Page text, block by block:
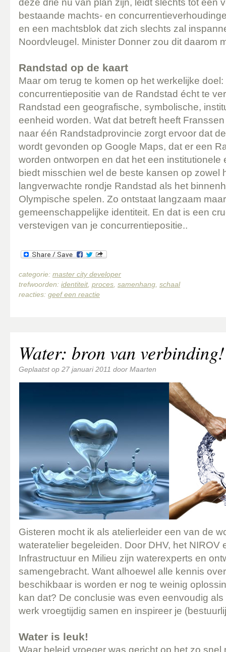
deze drie nu van plan zijn, leidt slechts tot een
bestaande machts- en
en een machtsblok dat zich slechts zal
Noordvleugel. Minister Donner zou dit daarom
Randstad op de kaart
Maar om terug te komen op het werkelijke doel:
concurrentiepositie van de Randstad écht te
Randstad een geografische, symbolische,
eenheid worden. Wat dat betreft heeft
naar één Randstadprovincie zorgt ervoor dat
wordt gevonden op Google Maps, dat er een
worden ontworpen en dat het een institutionele
biedt misschien wel de beste kansen op zowel
langverwachte rondje Randstad als het
Olympische spelen. Zo ontstaat langzaam
gemeenschappelijke identiteit. En dat is een
verstevigen van je concurrentiepositie..
categorie: master city developer
trefwoorden: identiteit, proces samenhang schaal
reacties: geef een reactie
Water: bron van verbinding!
Geplaatst op 27 januari 2011 door Maarten
Gisteren mocht ik als atelierleider een van de
wateratelier begeleiden. Door DHV, het NIROV
Infrastructuur en Milieu zijn waterexperts en
samengebracht. Want alhoewel alle kennis
beschikbaar is worden er nog te weinig
kan dat? De conclusie was even eenvoudig
werk vroegtijdig samen en inspireer je
Water is leuk!
Waar beleid vroeger was gericht op het zo snel